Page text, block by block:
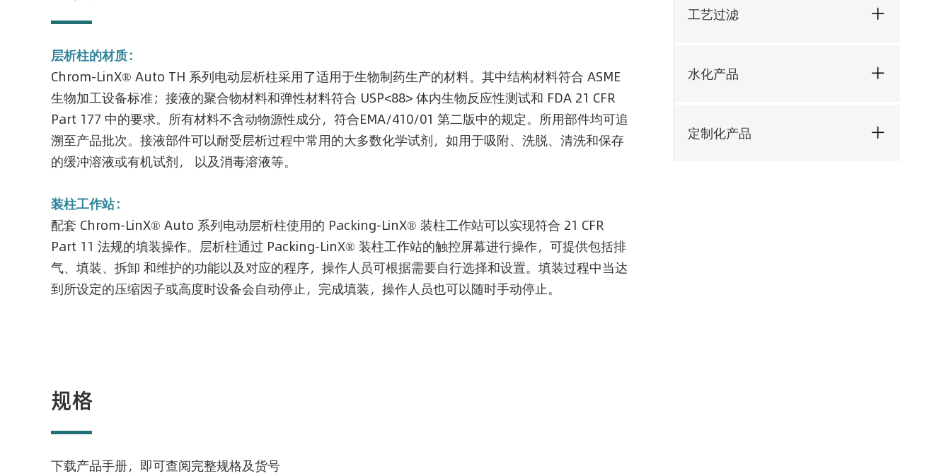
层析柱的材质：
Chrom-LinX® Auto TH 系列电动层析柱采用了适用于生物制药生产的材料。其中结构材料符合 ASME
生物加工设备标准；接液的聚合物材料和弹性材料符合 USP<88> 体内生物反应性测试和 FDA 21 CFR
Part 177 中的要求。所有材料不含动物源性成分，符合EMA/410/01 第二版中的规定。所用部件均可追
溯至产品批次。接液部件可以耐受层析过程中常用的大多数化学试剂，如用于吸附、洗脱、清洗和保存
的缓冲溶液或有机试剂， 以及消毒溶液等。
装柱工作站：
配套 Chrom-LinX® Auto 系列电动层析柱使用的 Packing-LinX® 装柱工作站可以实现符合 21 CFR
Part 11 法规的填装操作。层析柱通过 Packing-LinX® 装柱工作站的触控屏幕进行操作，可提供包括排
气、填装、拆卸 和维护的功能以及对应的程序，操作人员可根据需要自行选择和设置。填装过程中当达
到所设定的压缩因子或高度时设备会自动停止，完成填装，操作人员也可以随时手动停止。
规格
下载产品手册，即可查阅完整规格及货号
工艺过滤
水化产品
定制化产品